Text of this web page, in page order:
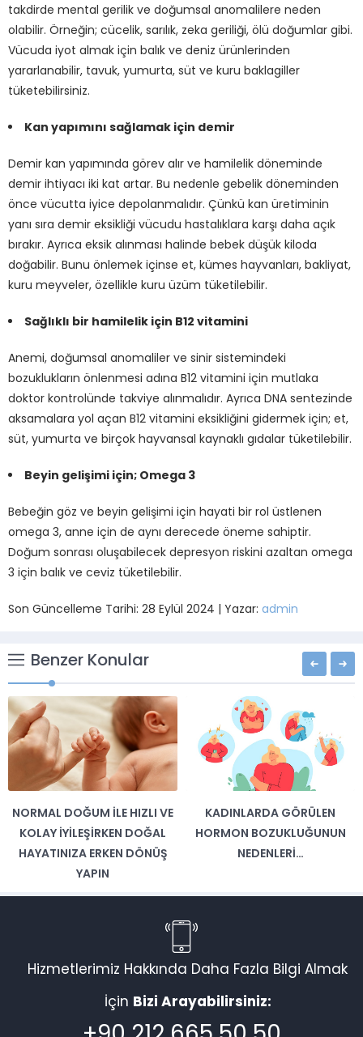
takdirde mental gerilik ve doğumsal anomalilere neden
olabilir. Örneğin; cücelik, sarılık, zeka geriliği, ölü doğumlar gibi.
Vücuda iyot almak için balık ve deniz ürünlerinden
yararlanabilir, tavuk, yumurta, süt ve kuru baklagiller
tüketebilirsiniz.
Kan yapımını sağlamak için demir
Demir kan yapımında görev alır ve hamilelik döneminde
demir ihtiyacı iki kat artar. Bu nedenle gebelik döneminden
önce vücutta iyice depolanmalıdır. Çünkü kan üretiminin
yanı sıra demir eksikliği vücudu hastalıklara karşı daha açık
bırakır. Ayrıca eksik alınması halinde bebek düşük kiloda
doğabilir. Bunu önlemek içinse et, kümes hayvanları, bakliyat,
kuru meyveler, özellikle kuru üzüm tüketilebilir.
Sağlıklı bir hamilelik için B12 vitamini
Anemi, doğumsal anomaliler ve sinir sistemindeki
bozuklukların önlenmesi adına B12 vitamini için mutlaka
doktor kontrolünde takviye alınmalıdır. Ayrıca DNA sentezinde
aksamalara yol açan B12 vitamini eksikliğini gidermek için; et,
süt, yumurta ve birçok hayvansal kaynaklı gıdalar tüketilebilir.
Beyin gelişimi için; Omega 3
Bebeğin göz ve beyin gelişimi için hayati bir rol üstlenen
omega 3, anne için de aynı derecede öneme sahiptir.
Doğum sonrası oluşabilecek depresyon riskini azaltan omega
3 için balık ve ceviz tüketilebilir.
Son Güncelleme Tarihi: 28 Eylül 2024 | Yazar: admin
Benzer Konular
NORMAL DOĞUM İLE HIZLI VE
KOLAY İYILEŞIRKEN DOĞAL
HAYATINIZA ERKEN DÖNÜŞ
YAPIN
KADINLARDA GÖRÜLEN
HORMON BOZUKLUĞUNUN
NEDENLERI…
Hizmetlerimiz Hakkında Daha Fazla Bilgi Almak
İçin Bizi Arayabilirsiniz: